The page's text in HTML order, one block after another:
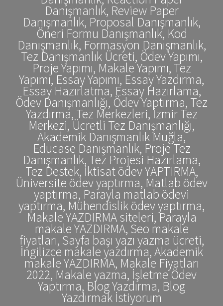
Danışmanlık, Review Paper
Danışmanlık, Proposal Danışmanlık,
Öneri Formu Danışmanlık, Kod
Danışmanlık, Formasyon Danışmanlık,
Tez Danışmanlık Ücreti, Ödev Yapımı,
Proje Yapımı, Makale Yapımı, Tez
Yapımı, Essay Yapımı, Essay Yazdırma,
Essay Hazırlatma, Essay Hazırlama,
Ödev Danışmanlığı, Ödev Yaptırma, Tez
Yazdırma, Tez Merkezleri, İzmir Tez
Merkezi, Ücretli Tez Danışmanlığı,
Akademik Danışmanlık Muğla,
Educase Danışmanlık, Proje Tez
Danışmanlık, Tez Projesi Hazırlama,
Tez Destek, İktisat ödev YAPTIRMA,
Üniversite ödev yaptırma, Matlab ödev
yaptırma, Parayla matlab ödevi
yaptırma, Mühendislik ödev yaptırma,
Makale YAZDIRMA siteleri, Parayla
makale YAZDIRMA, Seo makale
fiyatları, Sayfa başı yazı yazma ücreti,
İngilizce makale yazdırma, Akademik
makale YAZDIRMA, Makale Fiyatları
2022, Makale yazma, İşletme Ödev
Yaptırma, Blog Yazdırma, Blog
Yazdırmak İstiyorum